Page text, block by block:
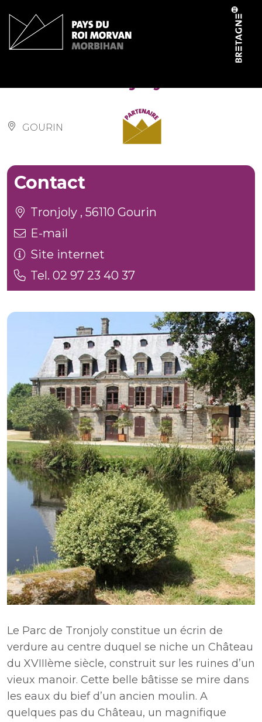
GOURIN
Le Parc de Tronjoly constitue un écrin de
verdure au centre duquel se niche un Château
du XVIIIème siècle, construit sur les ruines d’un
vieux manoir. Cette belle bâtisse se mire dans
les eaux du bief d’un ancien moulin. A
quelques pas du Château, un magnifique
Contact
Tronjoly , 56110 Gourin
E-mail
Site internet
Tel. 02 97 23 40 37